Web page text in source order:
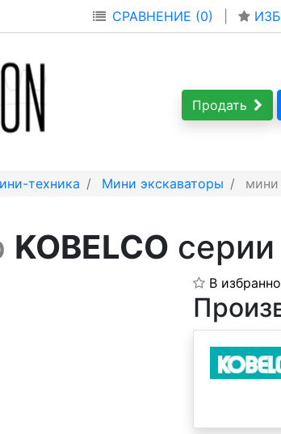
СРАВНЕНИЕ (0)
Продать
техника Мини экскаваторы
мини
KOBELCO
В